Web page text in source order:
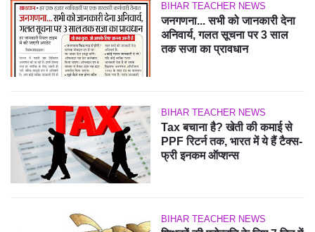
BIHAR TEACHER NEWS
जनगणना... सभी को जानकारी देना
अनिवार्य, गलत सूचना पर 3 साल
तक सजा का प्रावधान
BIHAR TEACHER NEWS
Tax बचाना है? खेती की कमाई से
PPF रिटर्न तक, भारत में ये हैं टैक्स-
फ्री इनकम ऑप्शन्स
BIHAR TEACHER NEWS